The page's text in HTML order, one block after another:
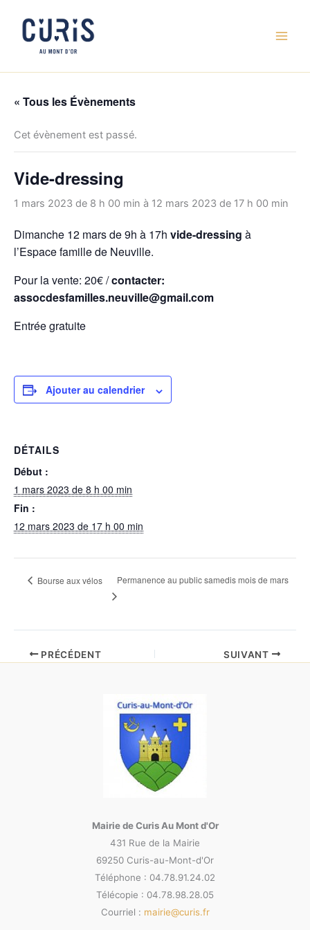
contenu
« Tous les Évènements
Cet évènement est passé.
Vide-dressing
1 mars 2023 de 8 h 00 min à 12 mars 2023 de 17 h 00 min
Dimanche 12 mars de 9h à 17h vide-dressing à
l’Espace famille de Neuville.
Pour la vente: 20€ /contacter:
assocdesfamilles.neuville@gmail.com
Entrée gratuite
Ajouter au calendrier
DÉTAILS
Début :
1 mars 2023 de 8 h 00 min
Fin :
12 mars 2023 de 17 h 00 min
Bourse aux vélos Permanence au public samedis mois de mars
PRÉCÉDENT SUIVANT
Mairie de Curis Au Mont d'Or
431 Rue de la Mairie
69250 Curis-au-Mont-d'Or
Téléphone : 04.78.91.24.02
Télécopie : 04.78.98.28.05
Courriel : mairie@curis.fr